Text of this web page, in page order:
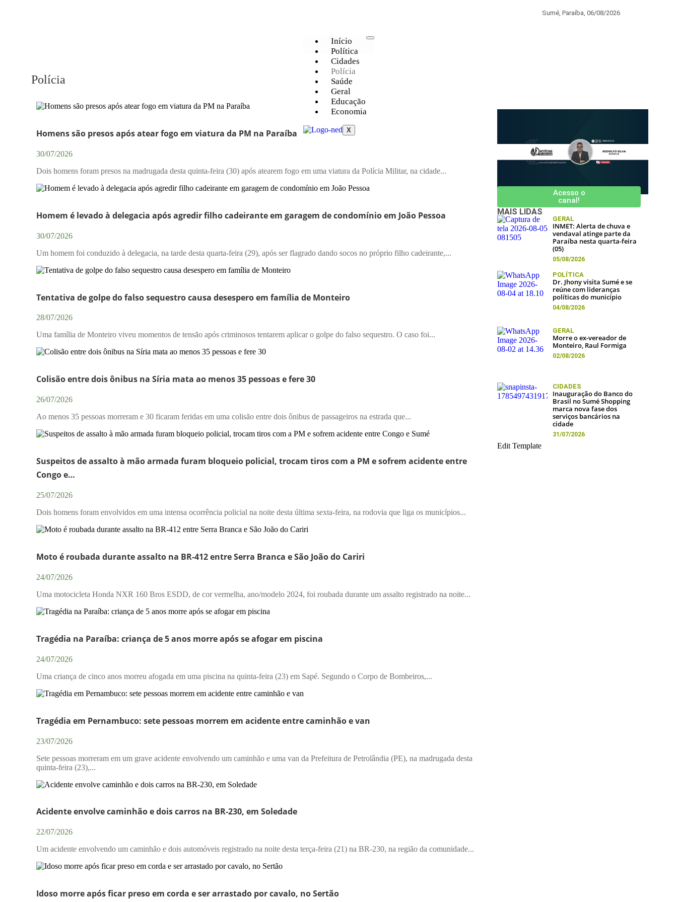
Sumé, Paraíba, 06/08/2026
Início
Política
Cidades
Polícia
Saúde
Geral
Educação
Economia
X
Polícia
Homens são presos após atear fogo em viatura da PM na Paraíba
30/07/2026
Dois homens foram presos na madrugada desta quinta-feira (30) após atearem fogo em uma viatura da Polícia Militar, na cidade...
Homem é levado à delegacia após agredir filho cadeirante em garagem de condomínio em João Pessoa
30/07/2026
Um homem foi conduzido à delegacia, na tarde desta quarta-feira (29), após ser flagrado dando socos no próprio filho cadeirante,...
Tentativa de golpe do falso sequestro causa desespero em família de Monteiro
28/07/2026
Uma família de Monteiro viveu momentos de tensão após criminosos tentarem aplicar o golpe do falso sequestro. O caso foi...
Colisão entre dois ônibus na Síria mata ao menos 35 pessoas e fere 30
26/07/2026
Ao menos 35 pessoas morreram e 30 ficaram feridas em uma colisão entre dois ônibus de passageiros na estrada que...
Suspeitos de assalto à mão armada furam bloqueio policial, trocam tiros com a PM e sofrem acidente entre
Congo e…
25/07/2026
Dois homens foram envolvidos em uma intensa ocorrência policial na noite desta última sexta-feira, na rodovia que liga os municípios...
Moto é roubada durante assalto na BR-412 entre Serra Branca e São João do Cariri
24/07/2026
Uma motocicleta Honda NXR 160 Bros ESDD, de cor vermelha, ano/modelo 2024, foi roubada durante um assalto registrado na noite...
Tragédia na Paraíba: criança de 5 anos morre após se afogar em piscina
24/07/2026
Uma criança de cinco anos morreu afogada em uma piscina na quinta-feira (23) em Sapé. Segundo o Corpo de Bombeiros,...
Tragédia em Pernambuco: sete pessoas morrem em acidente entre caminhão e van
23/07/2026
Sete pessoas morreram em um grave acidente envolvendo um caminhão e uma van da Prefeitura de Petrolândia (PE), na madrugada desta
quinta-feira (23),...
Acidente envolve caminhão e dois carros na BR-230, em Soledade
22/07/2026
Um acidente envolvendo um caminhão e dois automóveis registrado na noite desta terça-feira (21) na BR-230, na região da comunidade...
Idoso morre após ficar preso em corda e ser arrastado por cavalo, no Sertão
Acesso o
canal!
MAIS LIDAS
GERAL
INMET: Alerta de chuva e
vendaval atinge parte da
Paraíba nesta quarta-feira
(05)
05/08/2026
POLÍTICA
Dr. Jhony visita Sumé e se
reúne com lideranças
políticas do município
04/08/2026
GERAL
Morre o ex-vereador de
Monteiro, Raul Formiga
02/08/2026
CIDADES
Inauguração do Banco do
Brasil no Sumé Shopping
marca nova fase dos
serviços bancários na
cidade
31/07/2026
Edit Template